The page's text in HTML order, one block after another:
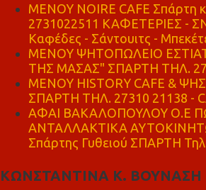
MENOY NOIRE CAFE Σπάρτη
2731022511 ΚΑΦΕΤΕΡΙΕΣ -
Καφέδες - Σάντουιτς -
ΜΕΝΟΥ ΨΗΤΟΠΩΛΕΙΟ
ΤΗΣ ΜΑΣΑΣ" ΣΠΑΡΤΗ ΤΗΛ.
ΜΕΝΟΥ HISTORY CAFE &
ΣΠΑΡΤΗ ΤΗΛ. 27310 21138 -
ΑΦΑΙ ΒΑΚΑΛΟΠΟΥΛΟΥ Ο.Ε
ΑΝΤΑΛΛΑΚΤΙΚΑ
Σπάρτης Γυθειού ΣΠΑΡΤΗ
ΚΩΝΣΤΑΝΤΙΝΑ Κ. ΒΟΥΝΑΣΗ